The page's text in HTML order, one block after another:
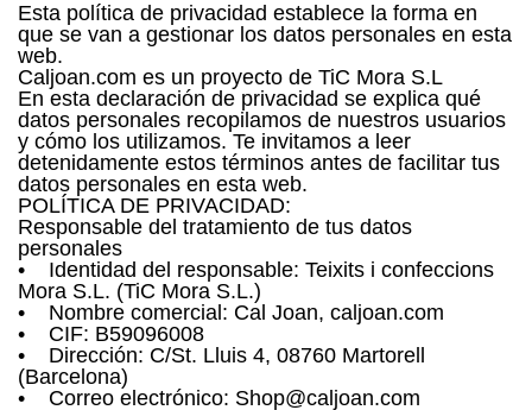
Esta política de privacidad establece la forma en
que se van a gestionar los datos personales en esta
web.
Caljoan.com es un proyecto de TiC Mora S.L
En esta declaración de privacidad se explica qué
datos personales recopilamos de nuestros usuarios
y cómo los utilizamos. Te invitamos a leer
detenidamente estos términos antes de facilitar tus
datos personales en esta web.
POLÍTICA DE PRIVACIDAD:
Responsable del tratamiento de tus datos
personales
• Identidad del responsable: Teixits i confeccions
Mora S.L. (TiC Mora S.L.)
• Nombre comercial: Cal Joan, caljoan.com
• CIF: B59096008
• Dirección: C/St. Lluis 4, 08760 Martorell
(Barcelona)
• Correo electrónico: Shop@caljoan.com